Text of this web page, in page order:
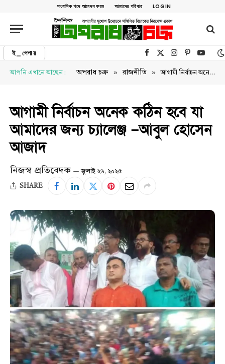
সাংবাদিক পদে আবেদন ফরম আমাদের পরিবার LOGIN
ই_পেপার Facebook
X (Twitter)Instagram
Pinterest
আপনি এখানে আছেন : অপরাধ চক্র » রাজনীতি » আগামী নির্বাচন অনেক কঠিন হবে যা আমাদের জন্য চ্যালেঞ্জ –আবুল হোসেন আজাদ
আগামী নির্বাচন অনেক কঠিন হবে যা
আমাদের জন্য চ্যালেঞ্জ –আবুল হোসেন
আজাদ
নিজস্ব প্রতিবেদক জুলাই ২৬, ২০২৫
SHARE